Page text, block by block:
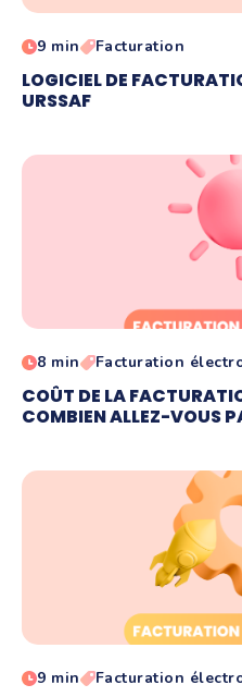
9 min Facturation
LOGICIEL DE
URSSAF
8 min Facturation
COÛT DE LA
COMBIEN ALLEZ-VOUS
9 min Facturation